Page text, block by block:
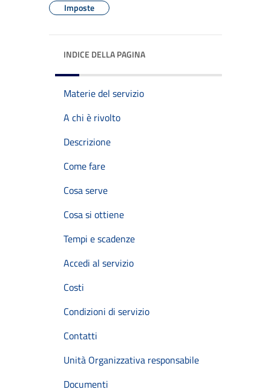
Imposte
INDICE DELLA PAGINA
Materie del servizio
A chi è rivolto
Descrizione
Come fare
Cosa serve
Cosa si ottiene
Tempi e scadenze
Accedi al servizio
Costi
Condizioni di servizio
Contatti
Unità Organizzativa responsabile
Documenti